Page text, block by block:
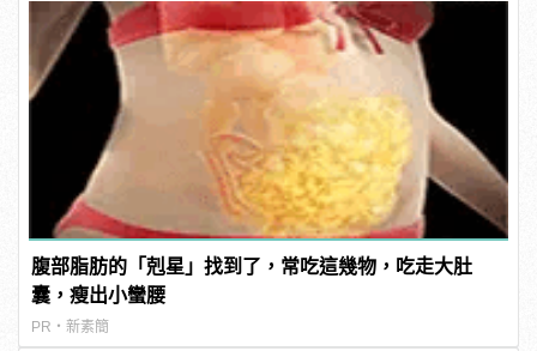
腹部脂肪的「剋星」找到了，常吃這幾物，吃走大肚
囊，瘦出小蠻腰
PR・新素簡